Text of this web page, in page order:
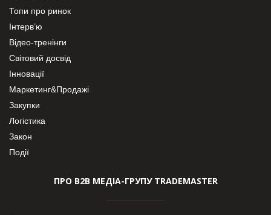
Топи про ринок
Інтерв’ю
Відео-тренінги
Світовий досвід
Інновації
Маркетинг&Продажі
Закупки
Логістика
Закон
Події
ПРО В2В МЕДІА-ГРУПУ TRADEMASTER